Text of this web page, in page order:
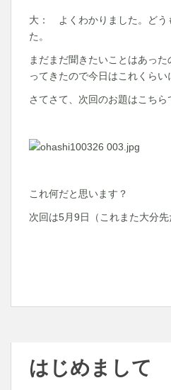
大： よくわかりました。どう
た。
まだまだ聞きたいことはあっ
ってきたので今日はこれくらい
さてさて、次回のお題はこちら
これ何だと思います？
次回は5月9日（これまた大分先
はじめまして